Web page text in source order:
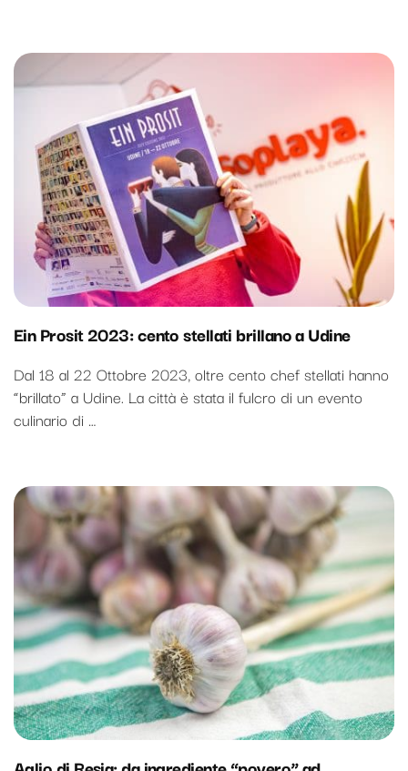
Ein Prosit 2023: cento stellati brillano a Udine
Dal 18 al 22 Ottobre 2023, oltre cento chef stellati hanno
“brillato” a Udine. La città è stata il fulcro di un evento
culinario di …